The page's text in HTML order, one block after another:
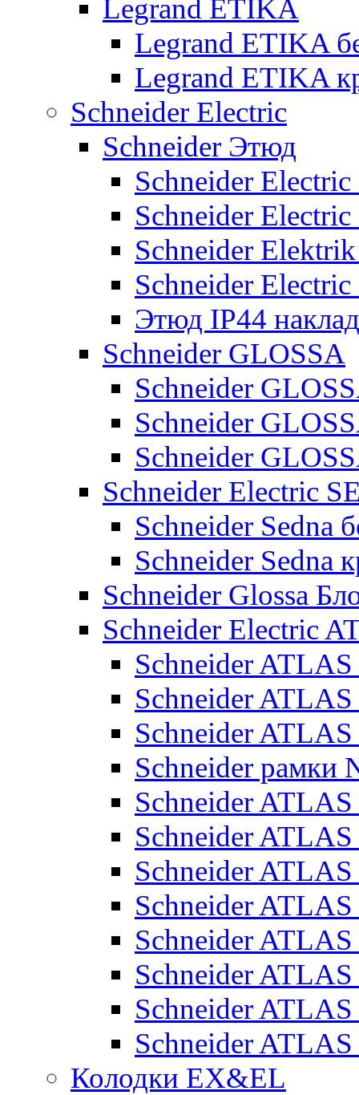
Legrand ETIKA
Legrand ETIKA
Legrand ETIKA
Schneider Electric
Schneider Этюд
Schneider
Schneider
Schneider
Schneider
Этюд IP44
Schneider GLOSSA
Schneider
Schneider
Schneider
Schneider Electric
Schneider Sedna
Schneider Sedna
Schneider Glossa
Schneider Electric
Schneider
Schneider
Schneider
Schneider рамки
Schneider
Schneider
Schneider
Schneider
Schneider
Schneider
Schneider
Schneider
Колодки EX&EL